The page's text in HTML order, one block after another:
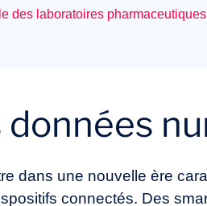
des laboratoires
données
dans une nouvelle ère
connectés. Des